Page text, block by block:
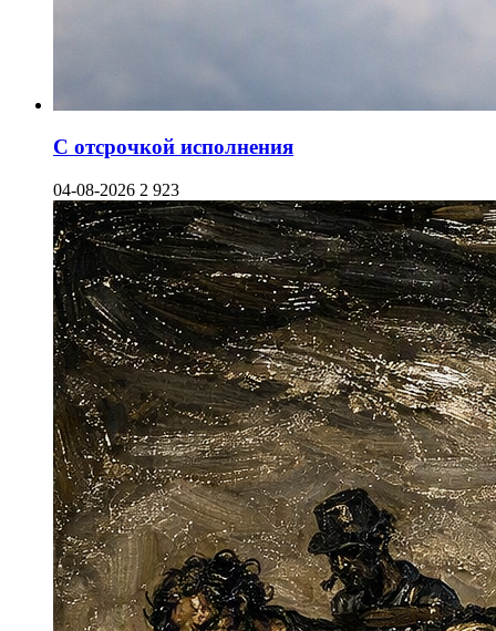
С отсрочкой исполнения
04-08-2026 2 923